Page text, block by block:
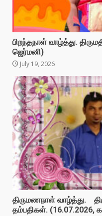
பிறந்தநாள் வாழ்த்து.
ஜெர்மனி)
July 19, 2026
திருமணநாள் வாழ்த்து.
தம்பதிகள். (16.07.2026,